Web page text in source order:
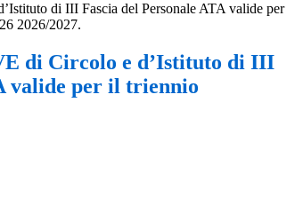
di III Fascia del Personale ATA valide per
2026/2027.
di Circolo e d’Istituto di III
valide per il triennio